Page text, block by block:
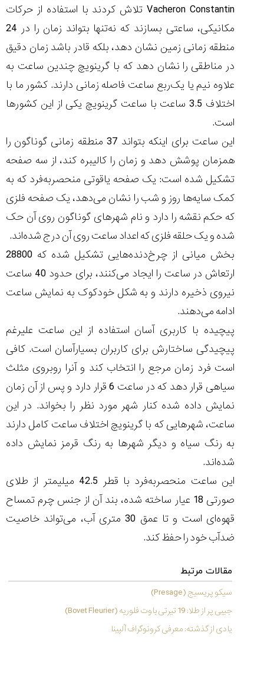
Vacheron Constantin تلاش کردند با استفاده از حرکات
مکانیکی، ساعتی بسازند که نه‌تنها بتواند زمان را در 24
منطقه زمانی زمین نشان دهد، بلکه قادر باشد زمان دقیق
در مناطقی را نشان دهد که با گرینویچ چندین ساعت به
علاوه نیم یا یک‌ربع ساعت فاصله زمانی دارند. کشور ما با
اختلاف 3.5 ساعت با ساعت گرینویچ یکی از این کشورها
است.
این ساعت برای اینکه بتواند 37 منطقه زمانی گوناگون را
همزمان پوشش دهد و زمان را کالیبره کند، از سه صفحه
تشکیل شده است: یک صفحه یاقوتی منحصربه‌فرد که به
کمک سایه‌ها روز و شب را نشان می‌دهد، یک صفحه فلزی
که حکم نقشه را دارد و نام شهرهای گوناگون روی آن حک
شده و یک حلقه فلزی که اعداد ساعت روی آن درج شده‌اند.
بخش میانی از چرخ‌دنده‌هایی تشکیل شده که 28800
ارتعاش در ساعت را ایجاد می‌کنند، برای حدود 40 ساعت
نیروی ذخیره دارند و به شکل خودکوک به نمایش ساعت
ادامه می‌دهند.
پیچیده با کاربری آسان استفاده از این ساعت علیرغم
پیچیدگی ساختارش برای کاربران بسیارآسان است. کافی
است فرد زمان مرجع را انتخاب کند و آنرا روبروی مثلث
سیاهی قرار دهد که در ساعت 6 قرار دارد و پس از آن زمان
نمایش داده شده کنار شهر مورد نظر را بخواند. در این
ساعت، شهرهایی که با گرینویچ اختلاف ساعت کامل دارند
به رنگ سیاه و دیگر شهرها به رنگ قرمز نمایش داده
شده‌اند.
این ساعت منحصربه‌فرد با قطر 42.5 میلیمتر از طلای
صورتی 18 عیار ساخته شده، بند آن از جنس چرم تمساح
قهوه‌ای است و تا عمق 30 متری آب، می‌تواند خاصیت
ضدآب خود را حفظ کند.
مقالات مرتبط
سیکو پریسیج (Presage)
جیبی پر از طلا: 19 تیرتی باوت فلوریه (Bovet Fleurier)
یادی از گذشته: معرفی کرونوگراف آلپینا